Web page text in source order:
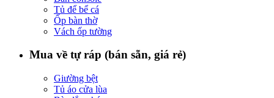
Tủ để bể cá
Ốp bàn thờ
Vách ốp tường
Mua về tự ráp (bán sẵn, giá rẻ)
Giường bệt
Tủ áo cửa lùa